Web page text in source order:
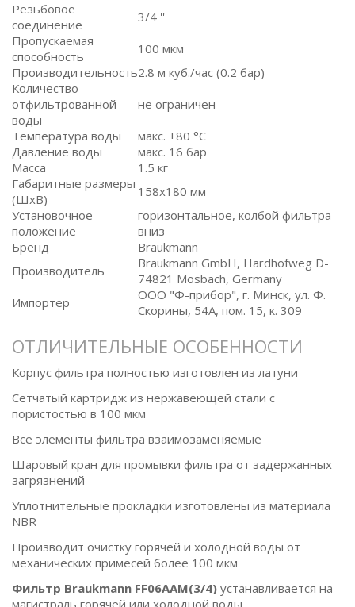
Резьбовое
соединение
3/4 ''
Пропускаемая
способность
100 мкм
Производительность2.8 м куб./час (0.2 бар)
Количество
отфильтрованной
воды
не ограничен
Температура воды
макс. +80 °C
Давление воды
макс. 16 бар
Масса
1.5 кг
Габаритные размеры
(ШxВ)
158x180 мм
Установочное
положение
горизонтальное, колбой фильтра
вниз
Бренд
Braukmann
Производитель
Braukmann GmbH, Hardhofweg D-
74821 Mosbach, Germany
Импортер
ООО "Ф-прибор", г. Минск, ул. Ф.
Скорины, 54А, пом. 15, к. 309
ОТЛИЧИТЕЛЬНЫЕ ОСОБЕННОСТИ
Корпус фильтра полностью изготовлен из латуни
Сетчатый картридж из нержавеющей стали с
пористостью в 100 мкм
Все элементы фильтра взаимозаменяемые
Шаровый кран для промывки фильтра от задержанных
загрязнений
Уплотнительные прокладки изготовлены из материала
NBR
Производит очистку горячей и холодной воды от
механических примесей более 100 мкм
Фильтр Braukmann FF06AAM(3/4) устанавливается на
магистраль горячей или холодной воды